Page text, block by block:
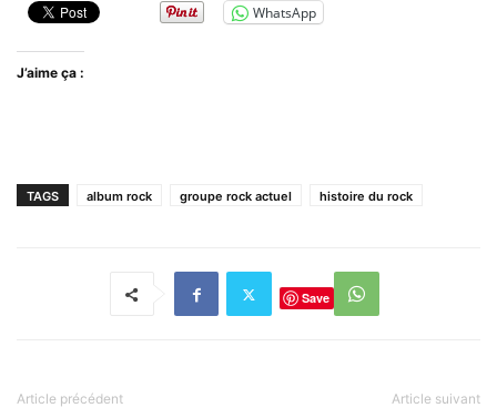
WhatsApp
J’aime ça :
TAGS album rock groupe rock actuel histoire du rock
Save
Article précédent Article suivant